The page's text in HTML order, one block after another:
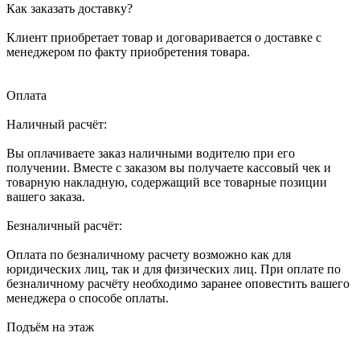
Как заказать доставку?
Клиент приобретает товар и договаривается о доставке с
менеджером по факту приобретения товара.
Оплата
Наличный расчёт:
Вы оплачиваете заказ наличными водителю при его
получении. Вместе с заказом вы получаете кассовый чек и
товарную накладную, содержащий все товарные позиции
вашего заказа.
Безналичный расчёт:
Оплата по безналичному расчету возможно как для
юридических лиц, так и для физических лиц. При оплате по
безналичному расчёту необходимо заранее оповестить вашего
менеджера о способе оплаты.
Подъём на этаж